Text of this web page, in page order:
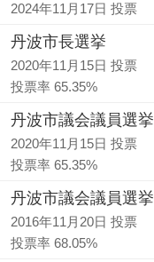
2024年11月17日 投票
丹波市長選挙
2020年11月15日 投票
投票率 65.35%
丹波市議会議員選挙
2020年11月15日 投票
投票率 65.35%
丹波市議会議員選挙
2016年11月20日 投票
投票率 68.05%